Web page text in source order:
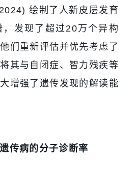
绘制了人新皮层发育
，发现了超过20万个异构
们重新评估并优先考虑了
其与自闭症、智力残疾等
增强了遗传发现的解读能
传病的分子诊断率